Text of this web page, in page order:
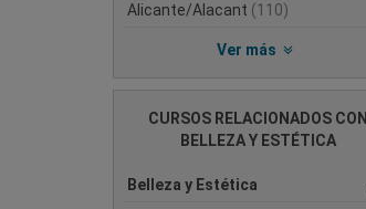
Alicante/Alacant (110)
Ver más
CURSOS RELACIONADOS CON
BELLEZA Y ESTÉTICA
Belleza y Estética